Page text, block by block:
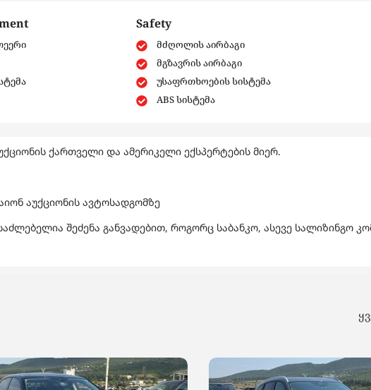
Safety
მძღოლის აირბაგი
მგზავრის აირბაგი
უსაფრთხოების სისტემა
ABS სისტემა
ქართველი და ამერიკელი ექსპერტების მიერ.
აუქციონის ავტოსადგომზე
შეძენა განვადებით, როგორც საბანკო, ასევე სალიზინგო